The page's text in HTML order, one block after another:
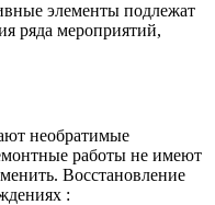
элементы подлежат
ряда мероприятий,
необратимые
работы не имеют
Восстановление
: